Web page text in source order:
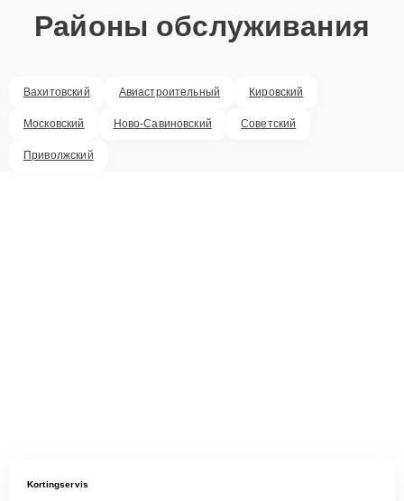
Районы обслуживания
Вахитовский Авиастроительный Кировский
Московский Ново-Савиновский Советский
Приволжский
Kortingservis